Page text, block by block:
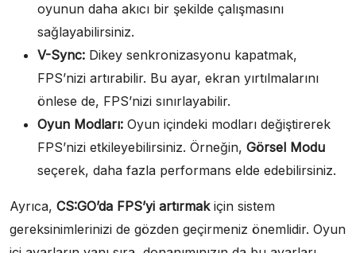
oyunun daha akıcı bir şekilde çalışmasını
sağlayabilirsiniz.
V-Sync: Dikey senkronizasyonu kapatmak,
FPS’nizi artırabilir. Bu ayar, ekran yırtılmalarını
önlese de, FPS’nizi sınırlayabilir.
Oyun Modları: Oyun içindeki modları değiştirerek
FPS’nizi etkileyebilirsiniz. Örneğin, Görsel Modu
seçerek, daha fazla performans elde edebilirsiniz.
Ayrıca, CS:GO’da FPS’yi artırmakiçin sistem
gereksinimlerinizi de gözden geçirmeniz önemlidir. Oyun